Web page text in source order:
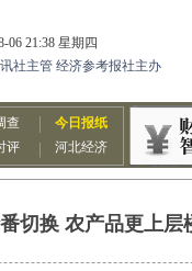
切换 农产品更上层